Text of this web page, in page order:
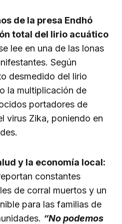
de la presa Endhó
total del lirio acuático
lee en una de las lonas
Según
desmedido del lirio
la multiplicación de
portadores de
virus Zika, poniendo en
y la economía local:
constantes
de corral muertos y un
para las familias de
“No podemos